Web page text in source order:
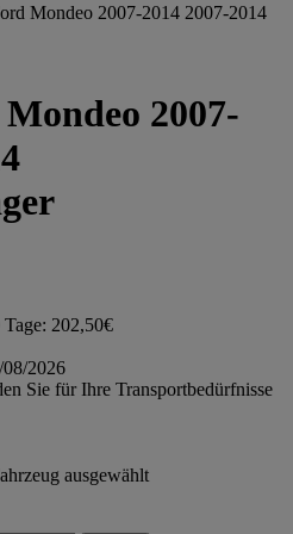
Mondeo 2007-2014 2007-2014
2007-
202,50€
2026
Sie für Ihre Transportbedürfnisse
ausgewählt